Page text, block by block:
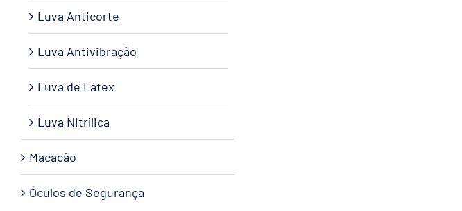
Luva Anticorte
Luva Antivibração
Luva de Látex
Luva Nitrílica
Macacão
Óculos de Segurança